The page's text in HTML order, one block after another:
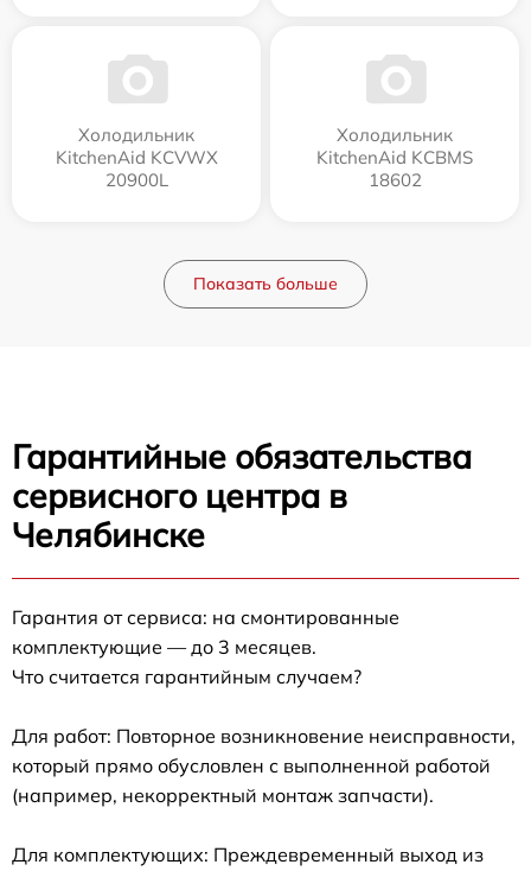
Холодильник
KitchenAid KCVWX
20900L
Холодильник
KitchenAid KCBMS
18602
Показать больше
Гарантийные обязательства
сервисного центра в
Челябинске
Гарантия от сервиса: на смонтированные
комплектующие — до 3 месяцев.
Что считается гарантийным случаем?
Для работ: Повторное возникновение неисправности,
который прямо обусловлен с выполненной работой
(например, некорректный монтаж запчасти).
Для комплектующих: Преждевременный выход из